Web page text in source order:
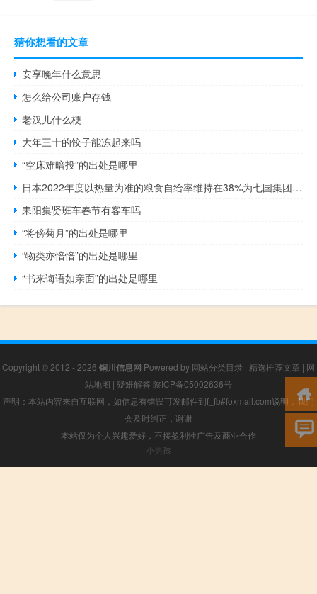
猜你想看的文章
安享晚年什么意思
怎么给公司账户存钱
老汉儿什么梗
大年三十的饺子能冻起来吗
“空床难暗投”的出处是哪里
日本2022年度以热量为准的粮食自给率维持在38%为七国集团中最低水平
耒阳集贤班车春节有客车吗
“将傍菊月”的出处是哪里
“物类亦愔愔”的出处是哪里
“书来诲语如亲面”的出处是哪里
Copyright © 2012 - 2026 铜川信息网 Powered by 网站分类目录 | 精选推荐文章 | 网
站地图 | 疑难解答 陕ICP备05002636号
声明：本站内容来自互联网，如信息有错误可发邮件到f_fb#foxmail.com说明，我们
会及时纠正，谢谢
本站仅为个人兴趣爱好，不接盈利性广告及商业合作
小男孩